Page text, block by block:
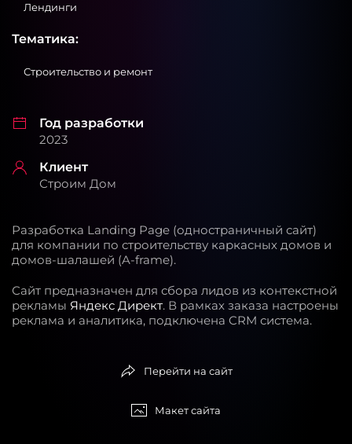
Лендинги
Тематика:
Строительство и ремонт
Год разработки
2023
Клиент
Строим Дом
Разработка Landing Page (одностраничный сайт)
для компании по строительству каркасных домов и
домов-шалашей (A-frame).
Сайт предназначен для сбора лидов из контекстной
рекламы Яндекс Директ. В рамках заказа настроены
реклама и аналитика, подключена CRM система.
Перейти на сайт
Макет сайта